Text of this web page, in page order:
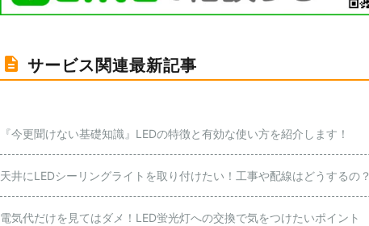
サービス関連最新記事
『今更聞けない基礎知識』LEDの特徴と有効な使い方を紹介します！
天井にLEDシーリングライトを取り付けたい！工事や配線はどうするの？
電気代だけを見てはダメ！LED蛍光灯への交換で気をつけたいポイント